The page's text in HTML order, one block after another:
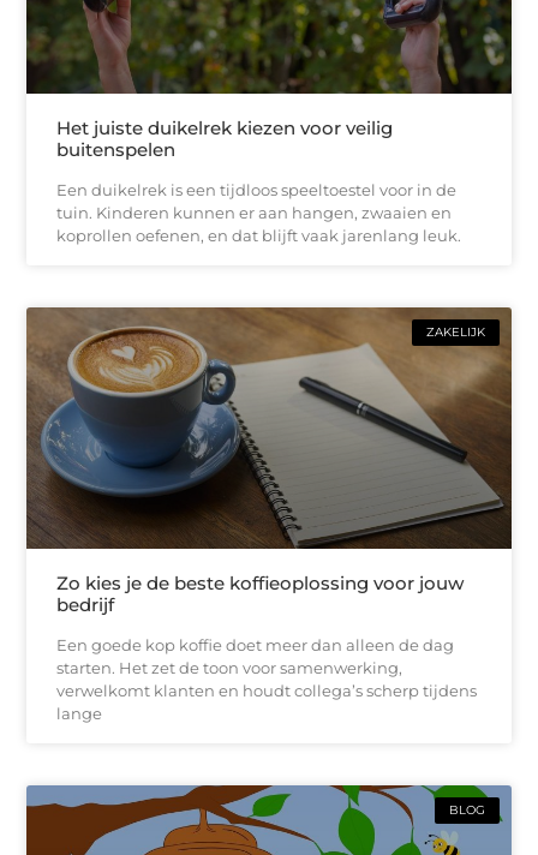
Het juiste duikelrek kiezen voor veilig
buitenspelen
Een duikelrek is een tijdloos speeltoestel voor in de
tuin. Kinderen kunnen er aan hangen, zwaaien en
koprollen oefenen, en dat blijft vaak jarenlang leuk.
ZAKELIJK
Zo kies je de beste koffieoplossing voor jouw
bedrijf
Een goede kop koffie doet meer dan alleen de dag
starten. Het zet de toon voor samenwerking,
verwelkomt klanten en houdt collega’s scherp tijdens
lange
BLOG